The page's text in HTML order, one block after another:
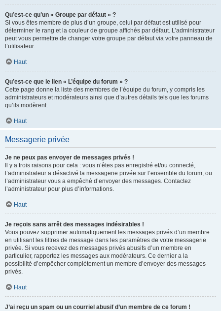
Qu’est-ce qu’un « Groupe par défaut » ?
Si vous êtes membre de plus d’un groupe, celui par défaut est utilisé pour
déterminer le rang et la couleur de groupe affichés par défaut. L’administrateur
peut vous permettre de changer votre groupe par défaut via votre panneau de
l’utilisateur.
Haut
Qu’est-ce que le lien « L’équipe du forum » ?
Cette page donne la liste des membres de l’équipe du forum, y compris les
administrateurs et modérateurs ainsi que d’autres détails tels que les forums
qu’ils modèrent.
Haut
Messagerie privée
Je ne peux pas envoyer de messages privés !
Il y a trois raisons pour cela : vous n’êtes pas enregistré et/ou connecté,
l’administrateur a désactivé la messagerie privée sur l’ensemble du forum, ou
l’administrateur vous a empêché d’envoyer des messages. Contactez
l’administrateur pour plus d’informations.
Haut
Je reçois sans arrêt des messages indésirables !
Vous pouvez supprimer automatiquement les messages privés d’un membre
en utilisant les filtres de message dans les paramètres de votre messagerie
privée. Si vous recevez des messages privés abusifs d’un membre en
particulier, rapportez les messages aux modérateurs. Ce dernier a la
possibilité d’empêcher complètement un membre d’envoyer des messages
privés.
Haut
J’ai reçu un spam ou un courriel abusif d’un membre de ce forum !